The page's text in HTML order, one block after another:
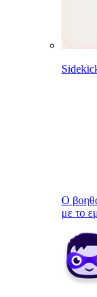
Ο
με το